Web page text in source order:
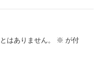
はありません。 ※ が付